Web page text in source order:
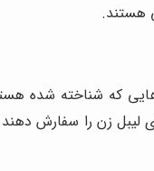
هستند.
که شناخته شده
زن را سفارش